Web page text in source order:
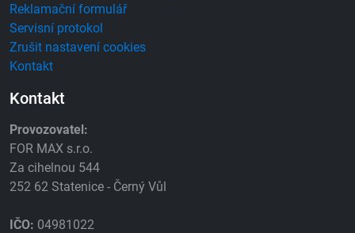
Reklamační formulář
Servisní protokol
Zrušit nastavení cookies
Kontakt
Kontakt
Provozovatel:
FOR MAX s.r.o.
Za cihelnou 544
252 62 Statenice - Černý Vůl
IČO: 04981022